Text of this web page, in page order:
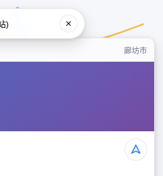
廊坊市